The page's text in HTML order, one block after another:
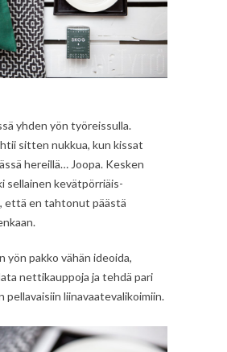
yhden yön työreissulla.
sitten nukkua, kun kissat
hereillä… Joopa. Kesken
sellainen kevätpörriäis-
että en tahtonut päästä
yön pakko vähän ideoida,
nettikauppoja ja tehdä pari
pellavaisiin liinavaatevalikoimiin.